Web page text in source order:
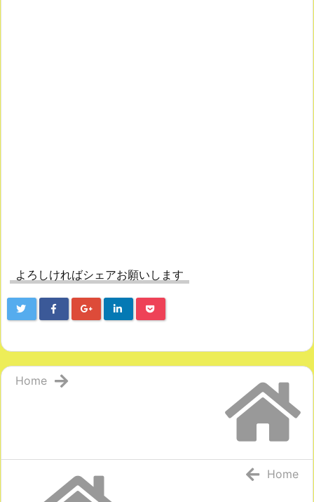
よろしければシェアお願いします
Home
Home